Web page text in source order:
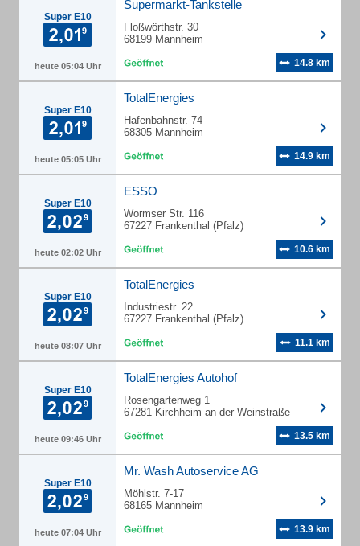
Super E10
heute 05:04 Uhr
Supermarkt-Tankstelle
Floßwörthstr. 30
68199 Mannheim
14.8 km
Super E10
heute 05:05 Uhr
TotalEnergies
Hafenbahnstr. 74
68305 Mannheim
14.9 km
Super E10
heute 02:02 Uhr
ESSO
Wormser Str. 116
67227 Frankenthal (Pfalz)
10.6 km
Super E10
heute 08:07 Uhr
TotalEnergies
Industriestr. 22
67227 Frankenthal (Pfalz)
11.1 km
Super E10
heute 09:46 Uhr
TotalEnergies Autohof
Rosengartenweg 1
67281 Kirchheim an der Weinstraße
13.5 km
Super E10
heute 07:04 Uhr
Mr. Wash Autoservice AG
Möhlstr. 7-17
68165 Mannheim
13.9 km